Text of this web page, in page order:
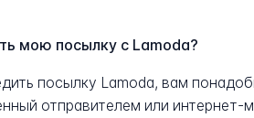
мою посылку с Lamoda?
посылку Lamoda, вам
отправителем или интернет-